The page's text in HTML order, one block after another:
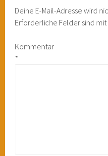
Deine E-Mail-Adresse wird
Erforderliche Felder sind mit
Kommentar
*